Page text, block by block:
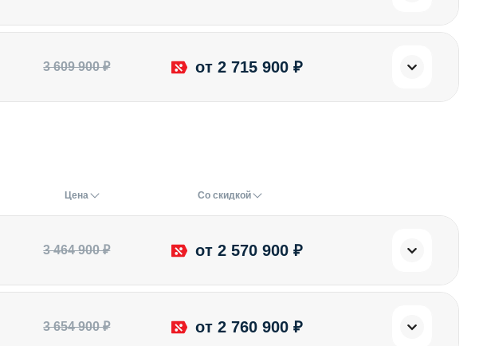
3 609 900 ₽ от 2 715 900 ₽
Цена Со скидкой
3 464 900 ₽ от 2 570 900 ₽
3 654 900 ₽ от 2 760 900 ₽